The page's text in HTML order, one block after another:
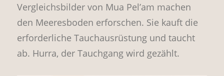
Vergleichsbilder von Mua Pel’am machen
den Meeresboden erforschen. Sie kauft die
erforderliche Tauchausrüstung und taucht
ab. Hurra, der Tauchgang wird gezählt.